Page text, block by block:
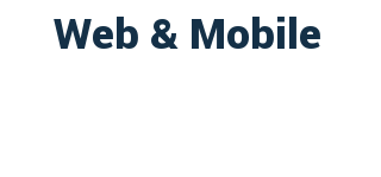
Web & Mobile